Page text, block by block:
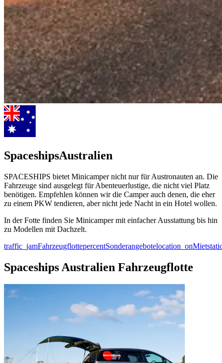
SpaceshipsAustralien
SPACESHIPS bietet Minicamper nicht nur für Austronauten an. Die
Fahrzeuge sind ausgelegt für Abenteuerlustige, die nicht viel Platz
benötigen. Empfehlen können wir die Camper auch denen, die eher
zu einem PKW tendieren, aber nicht jede Nacht in ein Hotel wollen.
In der Fotte finden Sie Minicamper mit einfacher Ausstattung bis hin
zu Modellen mit Dachzelt.
traffic_jamFahrzeugflottepercentSonderangebotelocation_on
Spaceships Australien Fahrzeugflotte